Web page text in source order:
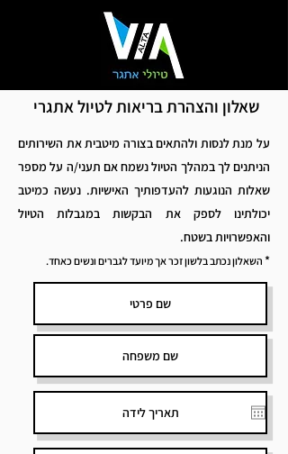
שאלון והצהרת בריאות לטיול אתגרי
על מנת לנסות ולהתאים בצורה מיטבית את השירותים
הניתנים לך במהלך הטיול נשמח אם תעני/ה על מספר
שאלות הנוגעות להעדפותיך האישיות. נעשה כמיטב
יכולתינו לספק את הבקשות במגבלות הטיול
והאפשרויות בשטח.
* השאלון נכתב בלשון זכר אך מיועד לגברים ונשים כאחד.